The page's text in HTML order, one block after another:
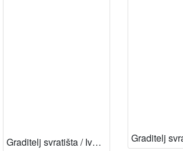
Graditelj svratišta / Ivan Aralica ; pogovor Marina Protrka